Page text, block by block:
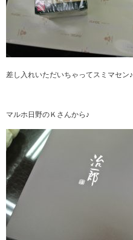
差し入れいただいちゃってスミマセン♪
マルホ日野のＫさんから♪